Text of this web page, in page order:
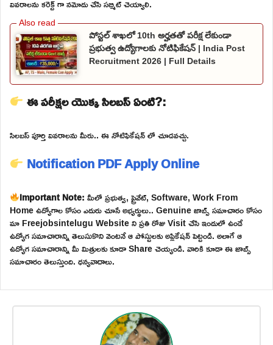
వివరాలను కరెక్ట్ గా నమోదు చేసి సబ్మిట్ చెయ్యాలి.
పోస్టల్ శాఖలో 10th అర్హతతో పరీక్ష లేకుండా
ప్రభుత్వ ఉద్యోగాలకు నోటిఫికేషన్ | India Post
Recruitment 2026 | Full Details
ఈ పరీక్షల యొక్క సిలబస్ ఏంటి?:
సిలబస్ పూర్తి వివరాలను మీరు.. ఈ నోటిఫికేషన్ లో చూడవచ్చు.
Notification PDFApply Online
Important Note:మీలో ప్రభుత్వ, ప్రైవేట్, Software, Work From
Home ఉద్యోగాల కోసం ఎదురు చూసే అభ్యర్థులు.. Genuine జాబ్స్ సమాచారం కోసం
మా Freejobsintelugu Website ని ప్రతి రోజు Visit చేసి ఇందులో ఉండే
ఉద్యోగ సమాచారాన్ని తెలుసుకొని వెంటనే ఆ పోస్టులకు అప్లికేషన్ పెట్టండి. అలాగే ఆ
ఉద్యోగ సమాచారాన్ని మీ మిత్రులకు కూడా Share చెయ్యండి. వారికి కూడా ఈ జాబ్స్
సమాచారం తెలుస్తుంది. ధన్యవాదాలు.